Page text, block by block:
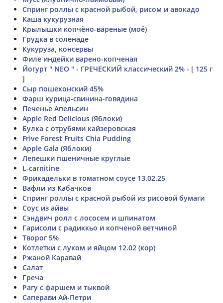
Спринг роллы с красной рыбой, рисом и авокадо
Каша кукурузная
Крылышки копчёно-вареные (моё)
Грудка в соленаде
Кукуруза, консервы
Филе индейки варено-копченая
Йогурт '' NEO '' - ГРЕЧЕСКИЙ классический 2% - [ 125 г
]
Сыр пошехонский 45%
Фарш курица-свинина-говядина
Печенье Апельсин
Apple Red Delicious (Яблоки)
Булка с отрубями кайзеровская
Frive Forest Fruits Chia Pudding
Apple Gala (Яблоки)
Лепешки пшеничные круглые
L-carnitine
Фрикадельки в томатном соусе 13.02.25
Вафли из Кабачков
Спринг роллы с красной рыбой из рисовой бумаги
Соус из айвы
Сэндвич ролл с лососем и шпинатом
Гарисоли с радиккьо и копченой ветчиной
Творог 5%
Котлетки с луком и яйцом 12.02 (кор)
Ржаной Каравай
Салат
Греча
Рагу с фаршем и тыквой
Саперави Ай-Петри